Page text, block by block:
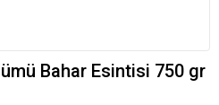
Bahar Esintisi 750 gr